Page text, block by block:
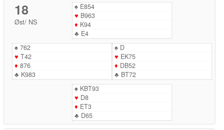
18
Øst/ NS
♠E854
♥ B963
♦ K94
♣ E4
♠762
♥ T42
♦ 876
♣ K983
♠D
♥ EK75
♦ DB52
♣ BT72
♠KBT93
♥ D8
♦ ET3
♣ D65